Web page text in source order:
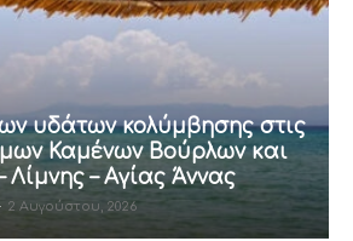
υδάτων κολύμβησης στις
Καμένων Βούρλων και
– Αγίας Άννας
2 Αυγούστου, 2026